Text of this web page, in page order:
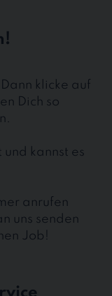
klicke auf
Dich so
kannst es
anrufen
uns senden
Job!